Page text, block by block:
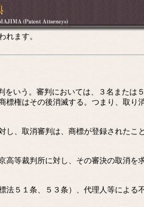
れます。
いう。審判においては、３名または
権はその後消滅する。つまり、取り
、取消審判は、商標が登録されたこ
等裁判所に対し、その審決の取消を
５１条、５３条）、代理人等による